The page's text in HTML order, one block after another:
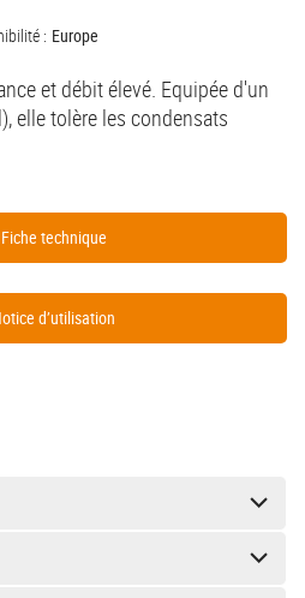
: Europe
et débit élevé. Equipée d'un
elle tolère les condensats
Fiche technique
d’utilisation